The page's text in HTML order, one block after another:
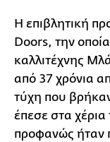
Η επιβλητική
Doors, την
καλλιτέχνης
από 37 χρόνια
τύχη που
έπεσε στα χέρια
προφανώς ήταν